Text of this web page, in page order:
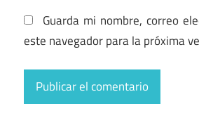
Guarda mi nombre, correo
este navegador para la próxima